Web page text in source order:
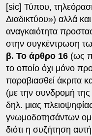
[sic] Τύπου,
Διαδικτύου») αλλά
αναγκαιότητα
στην συγκέντρωση
β. Το άρθρο 16(ως
το οποίο όχι μόνο
παραβιασθεί άκριτα
(με την συνδρομή
δηλ. μιας
γνωμοδοτησάντων
διότι η συζήτηση αυτή